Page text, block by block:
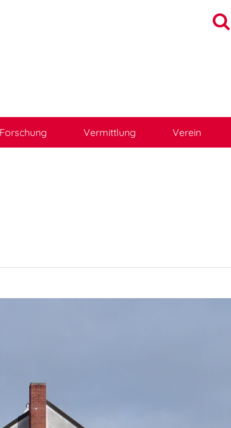

Forschung Vermittlung Verein